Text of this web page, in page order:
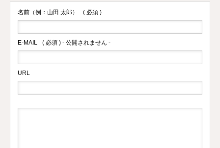
名前（例：山田 太郎） ( 必須 )
E-MAIL ( 必須 ) - 公開されません -
URL